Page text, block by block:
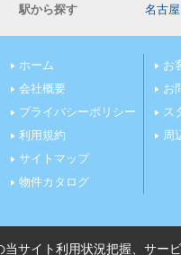
駅から探す
名古屋
ホーム
会社概要
プライバシーポリシー
利用規約
サイトマップ
物件カタログ
お
お
ス
周
サイト利用状況把握、サー